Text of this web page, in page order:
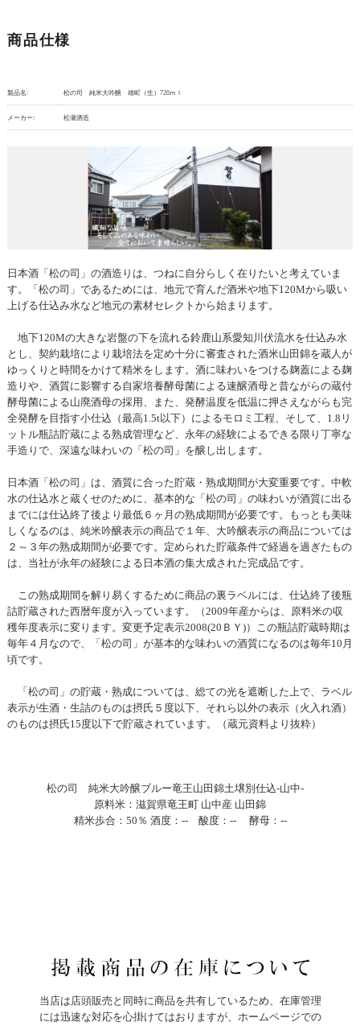
商品仕様
製品名: 松の司 純米大吟醸 雄町（生）720ｍｌ
メーカー: 松瀬酒造
日本酒「松の司」の酒造りは、つねに自分らしく在りたいと考えていま
す。「松の司」であるためには、地元で育んだ酒米や地下120Mから吸い
上げる仕込み水など地元の素材セレクトから始まります。
地下120Mの大きな岩盤の下を流れる鈴鹿山系愛知川伏流水を仕込み水
とし、契約栽培により栽培法を定め十分に審査された酒米山田錦を蔵人が
ゆっくりと時間をかけて精米をします。酒に味わいをつける麹蓋による麹
造りや、酒質に影響する自家培養酵母菌による速醸酒母と昔ながらの蔵付
酵母菌による山廃酒母の採用、また、発酵温度を低温に押さえながらも完
全発酵を目指す小仕込（最高1.5t以下）によるモロミ工程、そして、1.8リ
ットル瓶詰貯蔵による熟成管理など、永年の経験によるできる限り丁寧な
手造りで、深遠な味わいの「松の司」を醸し出します。
日本酒「松の司」は、酒質に合った貯蔵・熟成期間が大変重要です。中軟
水の仕込水と蔵くせのために、基本的な「松の司」の味わいが酒質に出る
までには仕込終了後より最低６ヶ月の熟成期間が必要です。もっとも美味
しくなるのは、純米吟醸表示の商品で１年、大吟醸表示の商品については
２～３年の熟成期間が必要です。定められた貯蔵条件で経過を過ぎたもの
は、当社が永年の経験による日本酒の集大成された完成品です。
この熟成期間を解り易くするために商品の裏ラベルには、仕込終了後瓶
詰貯蔵された西暦年度が入っています。（2009年産からは、原料米の収
穫年度表示に変ります。変更予定表示2008(20ＢＹ)）この瓶詰貯蔵時期は
毎年４月なので、「松の司」が基本的な味わいの酒質になるのは毎年10月
頃です。
「松の司」の貯蔵・熟成については、総ての光を遮断した上で、ラベル
表示が生酒・生詰のものは摂氏５度以下、それら以外の表示（火入れ酒）
のものは摂氏15度以下で貯蔵されています。（蔵元資料より抜粋）
松の司 純米大吟醸ブルー竜王山田錦土壌別仕込-山中-
原料米：滋賀県竜王町 山中産 山田錦
精米歩合：50％ 酒度：-- 酸度：-- 酵母：--
当店は店頭販売と同時に商品を共有しているため、在庫管理
には迅速な対応を心掛けてはおりますが、ホームページでの